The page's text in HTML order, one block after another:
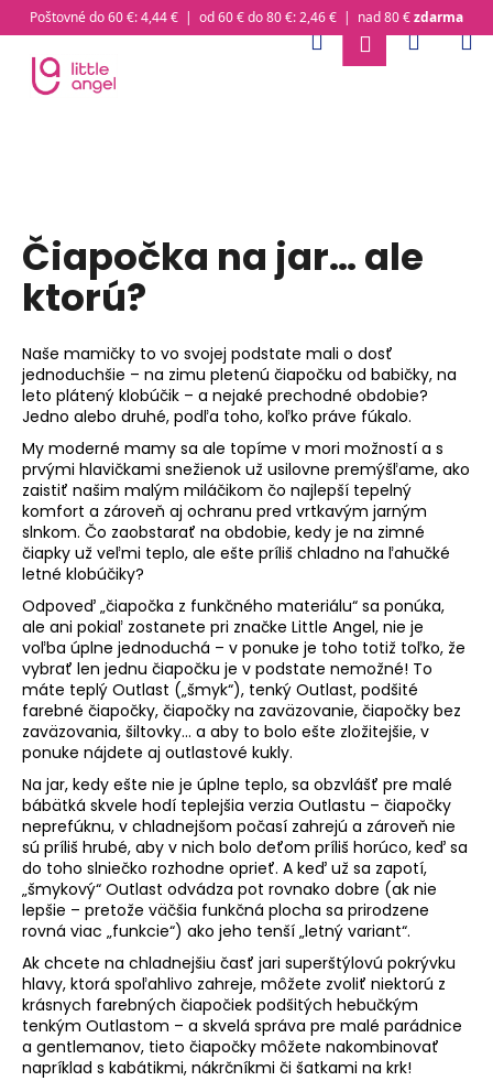
Poštovné do 60 €: 4,44 € | od 60 € do 80 €: 2,46 € | nad 80 €zdarma
obsah
HľadaťPrihlásenie
Čiapočka na jar… ale
ktorú?
Naše mamičky to vo svojej podstate mali o dosť
jednoduchšie – na zimu pletenú čiapočku od babičky, na
leto plátený klobúčik – a nejaké prechodné obdobie?
Jedno alebo druhé, podľa toho, koľko práve fúkalo.
My moderné mamy sa ale topíme v mori možností a s
prvými hlavičkami snežienok už usilovne premýšľame, ako
zaistiť našim malým miláčikom čo najlepší tepelný
komfort a zároveň aj ochranu pred vrtkavým jarným
slnkom. Čo zaobstarať na obdobie, kedy je na zimné
čiapky už veľmi teplo, ale ešte príliš chladno na ľahučké
letné klobúčiky?
Odpoveď „čiapočka z funkčného materiálu“ sa ponúka,
ale ani pokiaľ zostanete pri značke Little Angel, nie je
voľba úplne jednoduchá – v ponuke je toho totiž toľko, že
vybrať len jednu čiapočku je v podstate nemožné! To
máte teplý Outlast („šmyk“), tenký Outlast, podšité
farebné čiapočky, čiapočky na zaväzovanie, čiapočky bez
zaväzovania, šiltovky… a aby to bolo ešte zložitejšie, v
ponuke nájdete aj outlastové kukly.
Na jar, kedy ešte nie je úplne teplo, sa obzvlášť pre malé
bábätká skvele hodí teplejšia verzia Outlastu – čiapočky
neprefúknu, v chladnejšom počasí zahrejú a zároveň nie
sú príliš hrubé, aby v nich bolo deťom príliš horúco, keď sa
do toho slniečko rozhodne oprieť. A keď už sa zapotí,
„šmykový“ Outlast odvádza pot rovnako dobre (ak nie
lepšie – pretože väčšia funkčná plocha sa prirodzene
rovná viac „funkcie“) ako jeho tenší „letný variant“.
Ak chcete na chladnejšiu časť jari superštýlovú pokrývku
hlavy, ktorá spoľahlivo zahreje, môžete zvoliť niektorú z
krásnych farebných čiapočiek podšitých hebučkým
tenkým Outlastom – a skvelá správa pre malé parádnice
a gentlemanov, tieto čiapočky môžete nakombinovať
napríklad s kabátikmi, nákrčníkmi či šatkami na krk!
o
t
r
e
b
u
j
e
t
e
n
á
j
s
ť
?
HĽADAŤ
O
d
p
o
r
ú
č
a
m
e